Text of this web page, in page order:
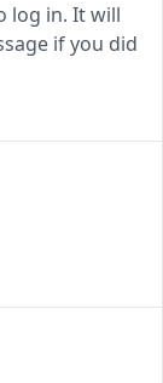
log in. It will
if you did